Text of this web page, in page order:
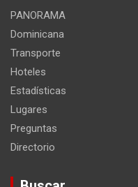
PANORAMA
Dominicana
Transporte
Hoteles
Estadísticas
Lugares
Preguntas
Directorio